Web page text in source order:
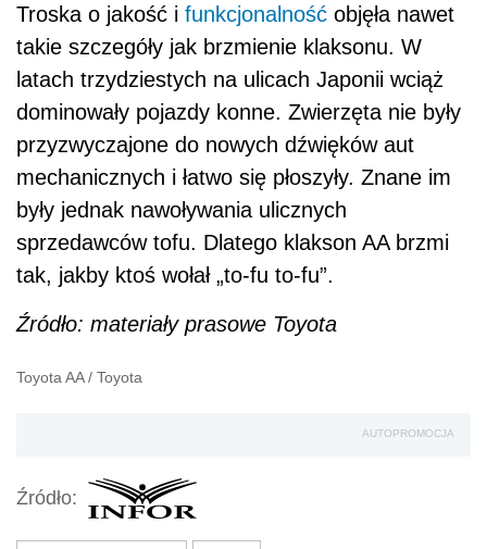
Troska o jakość i funkcjonalność objęła nawet
takie szczegóły jak brzmienie klaksonu. W
latach trzydziestych na ulicach Japonii wciąż
dominowały pojazdy konne. Zwierzęta nie były
przyzwyczajone do nowych dźwięków aut
mechanicznych i łatwo się płoszyły. Znane im
były jednak nawoływania ulicznych
sprzedawców tofu. Dlatego klakson AA brzmi
tak, jakby ktoś wołał „to-fu to-fu”.
Źródło: materiały prasowe Toyota
Toyota AA / Toyota
AUTOPROMOCJA
Źródło: